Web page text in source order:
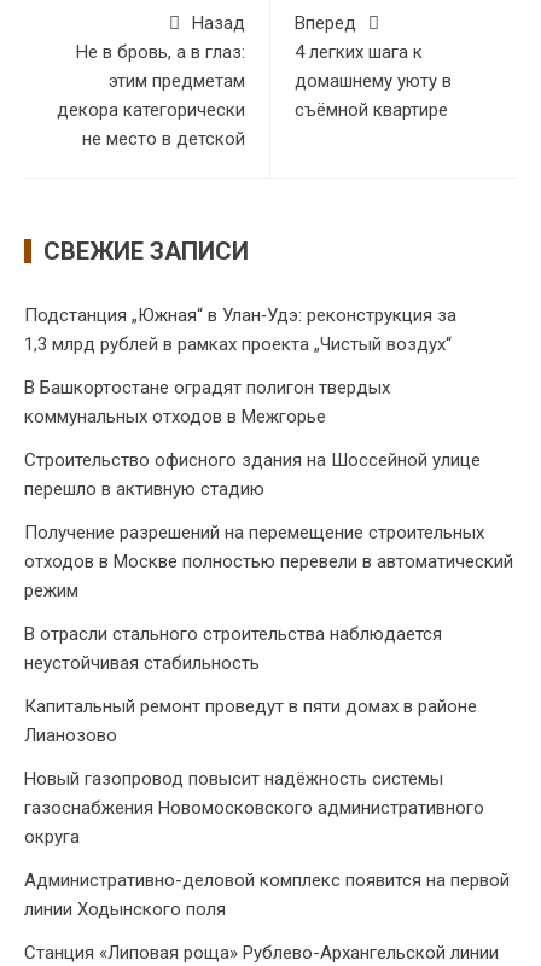
Назад
Не в бровь, а в глаз:
этим предметам
декора категорически
не место в детской
Вперед
4 легких шага к
домашнему уюту в
съёмной квартире
СВЕЖИЕ ЗАПИСИ
Подстанция „Южная“ в Улан‑Удэ: реконструкция за
1,3 млрд рублей в рамках проекта „Чистый воздух“
В Башкортостане оградят полигон твердых
коммунальных отходов в Межгорье
Строительство офисного здания на Шоссейной улице
перешло в активную стадию
Получение разрешений на перемещение строительных
отходов в Москве полностью перевели в автоматический
режим
В отрасли стального строительства наблюдается
неустойчивая стабильность
Капитальный ремонт проведут в пяти домах в районе
Лианозово
Новый газопровод повысит надёжность системы
газоснабжения Новомосковского административного
округа
Административно-деловой комплекс появится на первой
линии Ходынского поля
Станция «Липовая роща» Рублево-Архангельской линии